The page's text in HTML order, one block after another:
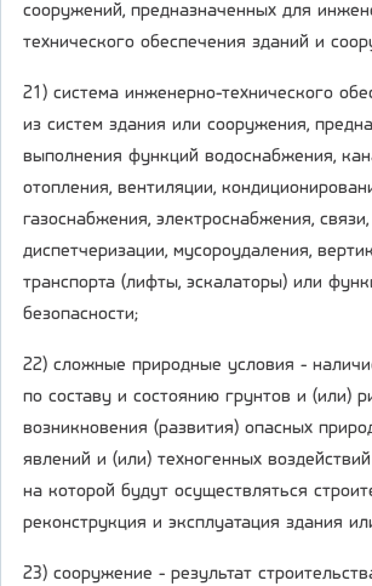
сооружений, предназначенных для
технического обеспечения зданий и
21) система инженерно-технического
из систем здания или сооружения,
выполнения функций водоснабжения,
отопления, вентиляции,
газоснабжения, электроснабжения,
диспетчеризации, мусороудаления,
транспорта (лифты, эскалаторы) или
безопасности;
22) сложные природные условия -
по составу и состоянию грунтов и (или)
возникновения (развития) опасных
явлений и (или) техногенных
на которой будут осуществляться
реконструкция и эксплуатация здания
23) сооружение - результат